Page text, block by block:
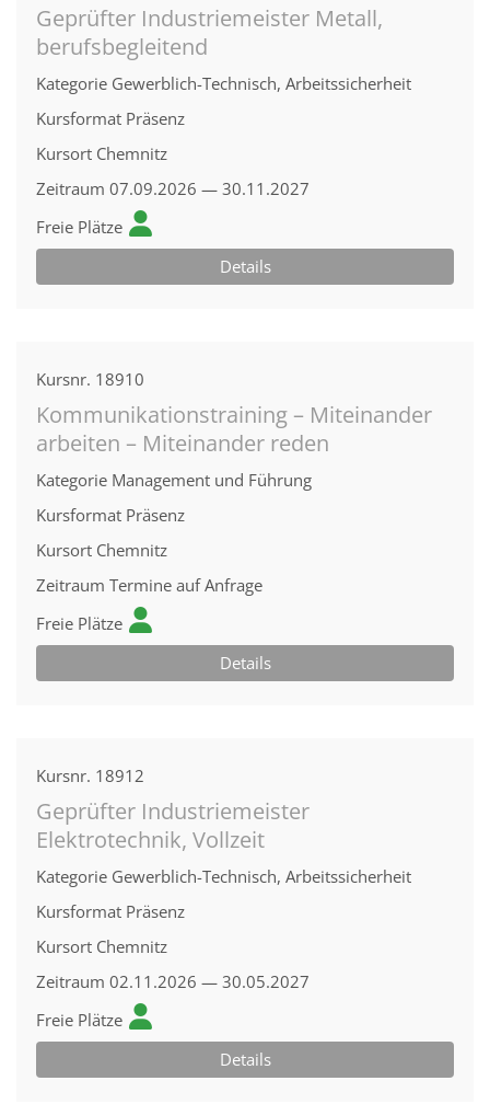
Geprüfter Industriemeister Metall,
berufsbegleitend
Kategorie Gewerblich-Technisch, Arbeitssicherheit
Kursformat Präsenz
Kursort Chemnitz
Zeitraum 07.09.2026 — 30.11.2027
Freie Plätze
Details
Kursnr. 18910
Kommunikationstraining – Miteinander
arbeiten – Miteinander reden
Kategorie Management und Führung
Kursformat Präsenz
Kursort Chemnitz
Zeitraum Termine auf Anfrage
Freie Plätze
Details
Kursnr. 18912
Geprüfter Industriemeister
Elektrotechnik, Vollzeit
Kategorie Gewerblich-Technisch, Arbeitssicherheit
Kursformat Präsenz
Kursort Chemnitz
Zeitraum 02.11.2026 — 30.05.2027
Freie Plätze
Details